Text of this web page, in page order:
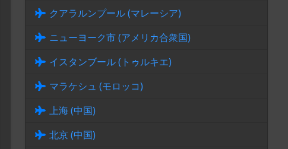
クアラルンプール (マレーシア)
ニューヨーク市 (アメリカ合衆国)
イスタンブール (トゥルキエ)
マラケシュ (モロッコ)
上海 (中国)
北京 (中国)